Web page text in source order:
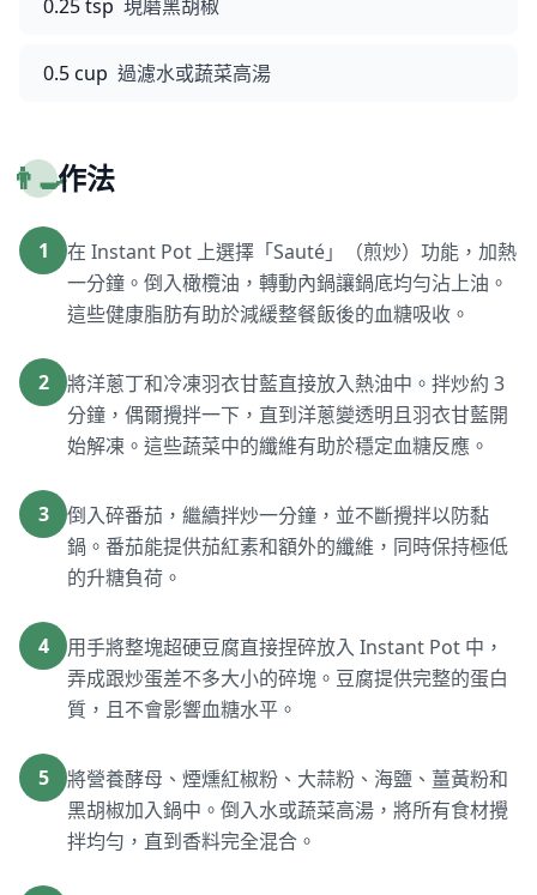
0.25 tsp 現磨黑胡椒
0.5 cup 過濾水或蔬菜高湯
👨‍🍳作法
1
在 Instant Pot 上選擇「Sauté」（煎炒）功能，加熱
一分鐘。倒入橄欖油，轉動內鍋讓鍋底均勻沾上油。
這些健康脂肪有助於減緩整餐飯後的血糖吸收。
2
將洋蔥丁和冷凍羽衣甘藍直接放入熱油中。拌炒約 3
分鐘，偶爾攪拌一下，直到洋蔥變透明且羽衣甘藍開
始解凍。這些蔬菜中的纖維有助於穩定血糖反應。
3
倒入碎番茄，繼續拌炒一分鐘，並不斷攪拌以防黏
鍋。番茄能提供茄紅素和額外的纖維，同時保持極低
的升糖負荷。
4
用手將整塊超硬豆腐直接捏碎放入 Instant Pot 中，
弄成跟炒蛋差不多大小的碎塊。豆腐提供完整的蛋白
質，且不會影響血糖水平。
5
將營養酵母、煙燻紅椒粉、大蒜粉、海鹽、薑黃粉和
黑胡椒加入鍋中。倒入水或蔬菜高湯，將所有食材攪
拌均勻，直到香料完全混合。